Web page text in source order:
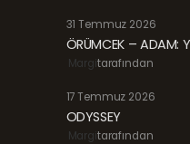
31 Temmuz 2026
ÖRÜMCEK – ADAM:
Margitarafından
17 Temmuz 2026
ODYSSEY
Margitarafından